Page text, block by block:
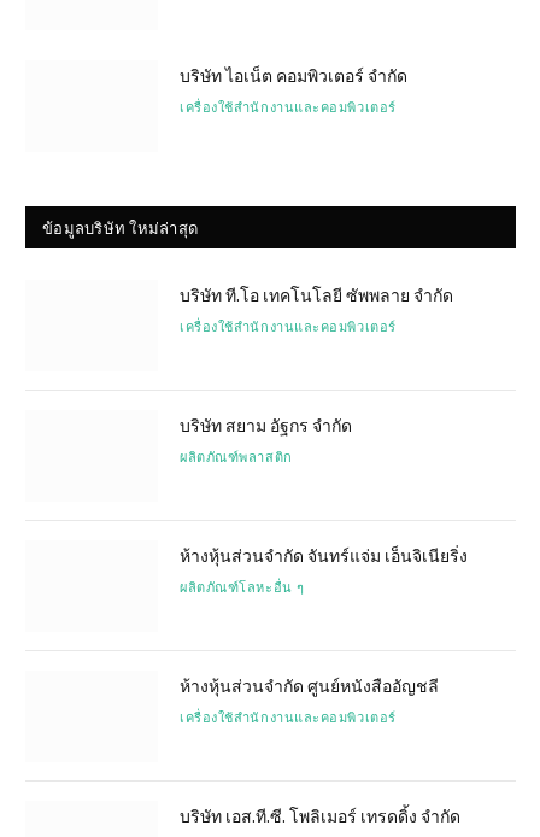
บริษัท ไอเน็ต คอมพิวเตอร์ จำกัด
เครื่องใช้สำนักงานและคอมพิวเตอร์
ข้อมูลบริษัท ใหม่ล่าสุด
บริษัท ที.โอ เทคโนโลยี ซัพพลาย จำกัด
เครื่องใช้สำนักงานและคอมพิวเตอร์
บริษัท สยาม อัฐกร จำกัด
ผลิตภัณฑ์พลาสติก
ห้างหุ้นส่วนจำกัด จันทร์แจ่ม เอ็นจิเนียริ่ง
ผลิตภัณฑ์โลหะอื่น ๆ
ห้างหุ้นส่วนจำกัด ศูนย์หนังสืออัญชลี
เครื่องใช้สำนักงานและคอมพิวเตอร์
บริษัท เอส.ที.ซี. โพลิเมอร์ เทรดดิ้ง จำกัด